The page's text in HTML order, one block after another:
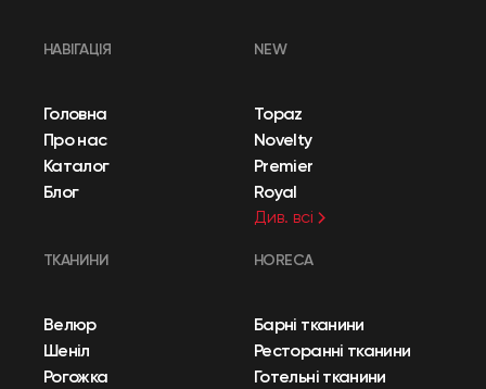
НАВІГАЦІЯ
Головна
Про нас
Каталог
Блог
NEW
Topaz
Novelty
Premier
Royal
Див. всі
ТКАНИНИ
Велюр
Шеніл
Рогожка
HORECA
Барні тканини
Ресторанні тканини
Готельні тканини